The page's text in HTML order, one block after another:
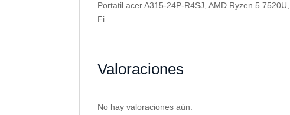
Portatil acer A315-24P-R4SJ, AMD Ryzen 5
Fi
Valoraciones
No hay valoraciones aún.